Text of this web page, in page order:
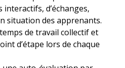
interactifs, d’échanges,
situation des apprenants.
de travail collectif et
d’étape lors de chaque